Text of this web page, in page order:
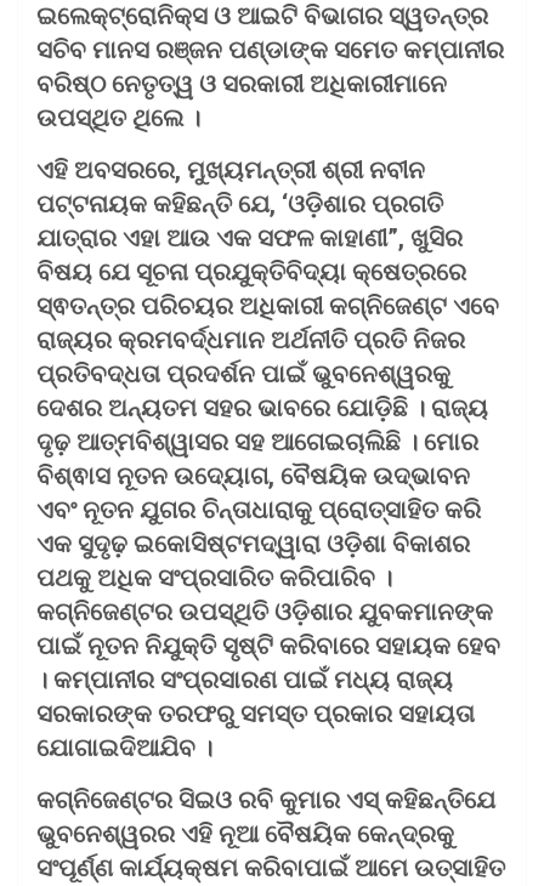
ଇଲେକ୍ଟ୍ରୋନିକ୍ସ ଓ ଆଇଟି ବିଭାଗର ସ୍ୱତନ୍ତ୍ର
ସଚିବ ମାନସ ରଞ୍ଜନ ପଣ୍ଡାଙ୍କ ସମେତ କମ୍ପାନୀର
ବରିଷ୍ଠ ନେତୃତ୍ୱ ଓ ସରକାରୀ ଅଧିକାରୀମାନେ
ଉପସ୍ଥିତ ଥିଲେ ।
ଏହି ଅବସରରେ, ମୁଖ୍ୟମନ୍ତ୍ରୀ ଶ୍ରୀ ନବୀନ
ପଟ୍ଟନାୟକ କହିଛନ୍ତି ଯେ, ‘ଓଡ଼ିଶାର ପ୍ରଗତି
ଯାତ୍ରାର ଏହା ଆଉ ଏକ ସଫଳ କାହାଣୀ”, ଖୁସିର
ବିଷୟ ଯେ ସୂଚନା ପ୍ରଯୁକ୍ତିବିଦ୍ୟା କ୍ଷେତ୍ରରେ
ସ୍ଵତନ୍ତ୍ର ପରିଚୟର ଅଧିକାରୀ କଗ୍ନିଜେଣ୍ଟ ଏବେ
ରାଜ୍ୟର କ୍ରମବର୍ଦ୍ଧମାନ ଅର୍ଥନୀତି ପ୍ରତି ନିଜର
ପ୍ରତିବଦ୍ଧତା ପ୍ରଦର୍ଶନ ପାଇଁ ଭୁବନେଶ୍ୱରକୁ
ଦେଶର ଅନ୍ୟତମ ସହର ଭାବରେ ଯୋଡ଼ିଛି । ରାଜ୍ୟ
ଦୃଢ଼ ଆତ୍ମବିଶ୍ୱାସର ସହ ଆଗେଇଚାଲିଛି । ମୋର
ବିଶ୍ଵାସ ନୂତନ ଉଦ୍ୟୋଗ, ବୈଷୟିକ ଉଦ୍ଭାବନ
ଏବଂ ନୂତନ ଯୁଗର ଚିନ୍ତାଧାରାକୁ ପ୍ରୋତ୍ସାହିତ କରି
ଏକ ସୁଦୃଢ଼ ଇକୋସିଷ୍ଟମଦ୍ୱାରା ଓଡ଼ିଶା ବିକାଶର
ପଥକୁ ଅଧିକ ସଂପ୍ରସାରିତ କରିପାରିବ ।
କଗ୍ନିଜେଣ୍ଟର ଉପସ୍ଥିତି ଓଡ଼ିଶାର ଯୁବକମାନଙ୍କ
ପାଇଁ ନୂତନ ନିଯୁକ୍ତି ସୃଷ୍ଟି କରିବାରେ ସହାୟକ ହେବ
। କମ୍ପାନୀର ସଂପ୍ରସାରଣ ପାଇଁ ମଧ୍ୟ ରାଜ୍ୟ
ସରକାରଙ୍କ ତରଫରୁ ସମସ୍ତ ପ୍ରକାର ସହାୟତା
ଯୋଗାଇଦିଆଯିବ ।
କଗ୍ନିଜେଣ୍ଟର ସିଇଓ ରବି କୁମାର ଏସ୍ କହିଛନ୍ତିଯେ
ଭୁବନେଶ୍ୱରର ଏହି ନୂଆ ବୈଷୟିକ କେନ୍ଦ୍ରକୁ
ସଂପୂର୍ଣ୍ଣ କାର୍ଯ୍ୟକ୍ଷମ କରିବାପାଇଁ ଆମେ ଉତ୍ସାହିତ